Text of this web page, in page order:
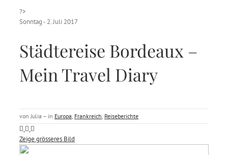
?>
Sonntag - 2. Juli 2017
Städtereise Bordeaux –
Mein Travel Diary
von Julia – in Europa Frankreich Reiseberichte
Zeige grösseres Bild